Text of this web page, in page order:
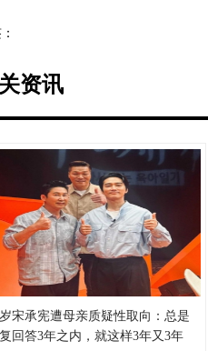
资讯
宋承宪遭母亲质疑性取向：总是
回答3年之内，就这样3年又3年